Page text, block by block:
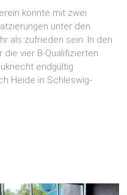
konnte mit zwei
unter den
als zufrieden sein. In den
vier B-Qualifizierten
endgültig
Heide in Schleswig-